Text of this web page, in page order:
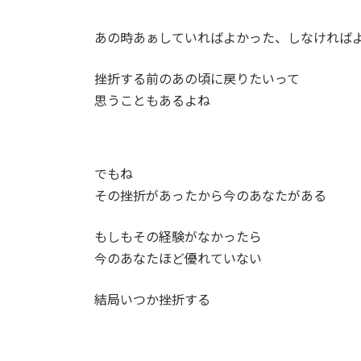
:
あの時あぁしていればよかった、しなければ
挫折する前のあの頃に戻りたいって
思うこともあるよね
でもね
その挫折があったから今のあなたがある
もしもその経験がなかったら
今のあなたほど優れていない
結局いつか挫折する